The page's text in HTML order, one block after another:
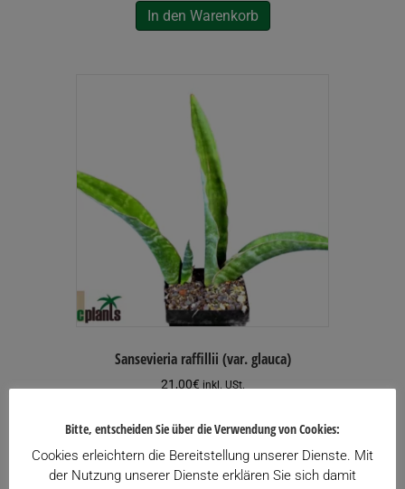
In den Warenkorb
Sansevieria raffillii (var. glauca)
21,00€ inkl. USt.
zzgl.
Versand
Zu meiner Wunschliste hinzufügen
Bitte, entscheiden Sie über die Verwendung von Cookies:
Cookies erleichtern die Bereitstellung unserer Dienste. Mit
der Nutzung unserer Dienste erklären Sie sich damit